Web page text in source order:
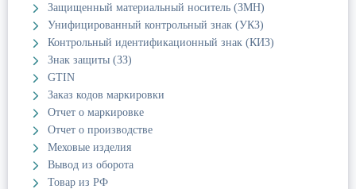
Защищенный материальный носитель (ЗМН)
Унифицированный контрольный знак (УКЗ)
Контрольный идентификационный знак (КИЗ)
Знак защиты (ЗЗ)
GTIN
Заказ кодов маркировки
Отчет о маркировке
Отчет о производстве
Меховые изделия
Вывод из оборота
Товар из РФ